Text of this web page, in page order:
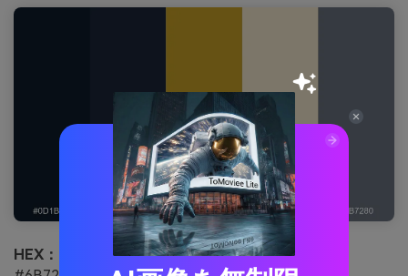
HEX：
#0D1B2A #1B263B #C9A227 #F6EAD1